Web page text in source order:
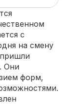
с
на смену
Они
форм,